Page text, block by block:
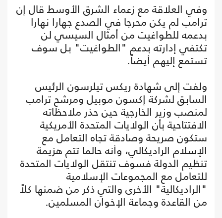
وفي العلاقة مع زعماء الشرق الأوسط قال إن
ترامب لم يكن محرجا في الصدع جهارا نهارا
بدعمه للطواغيت من أمثال السيسي لن
تكتفي إدارته بدعم "الطواغيت" بل سوف
تستمع إليهم أيضاً.
ولفت إلى شهادة ريكس تيلرسون الرئيس
السابق لشركة إكسون موبيل ومرشح ترامب
لمنصب وزير الخارجية حين حذر ملاحظاته
الافتتاحية بأن الولايات المتحدة الأمريكية
ستكون صريحة وصادقة تجاه التعامل مع
الإسلام الراديكالي، وأنه حالما تتم هزيمة
تنظيم الدولة فسوف تنتقل الولايات المتحدة
للتعامل مع المجموعات الإسلامية
"الراديكالية" الأخرى والتي ذكر من ضمنها كلاً
من القاعدة وجماعة الإخوان المسلمين.